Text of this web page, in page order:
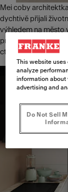
Mei coby
dychtivě přijali
výhledem na město
pro ně důležité
ctí její dědictví a
This website
analyze
information about
advertising and
Do Not Sell